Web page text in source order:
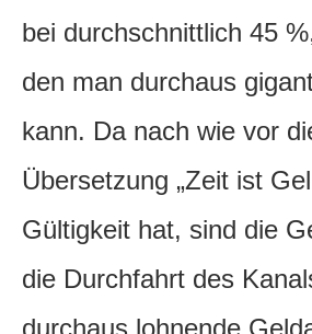
bei durchschnittlich 45
den man durchaus
kann. Da nach wie vor
Übersetzung „Zeit ist
Gültigkeit hat, sind die
die Durchfahrt des